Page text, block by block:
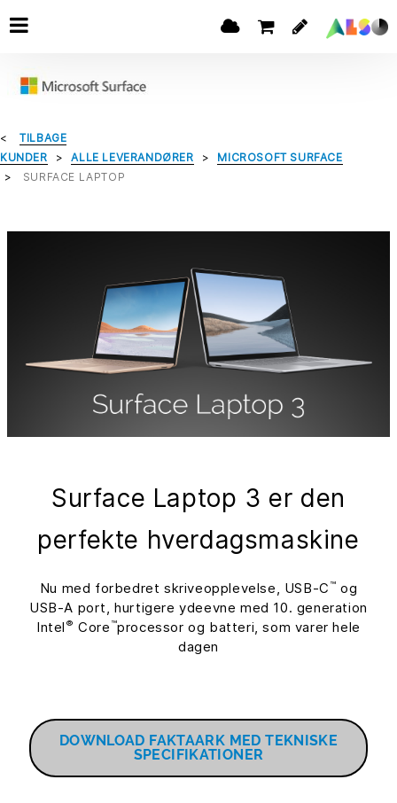
TILBAGE
KUNDER
ALLE LEVERANDØRER
MICROSOFT SURFACE
SURFACE LAPTOP
Surface Laptop 3 er den
perfekte hverdagsmaskine
Nu med forbedret skriveopplevelse, USB-C ™ og
USB-A port, hurtigere ydeevne med 10. generation
Intel ® Core ™processor og batteri, som varer hele
dagen
DOWNLOAD FAKTAARK MED TEKNISKE
SPECIFIKATIONER